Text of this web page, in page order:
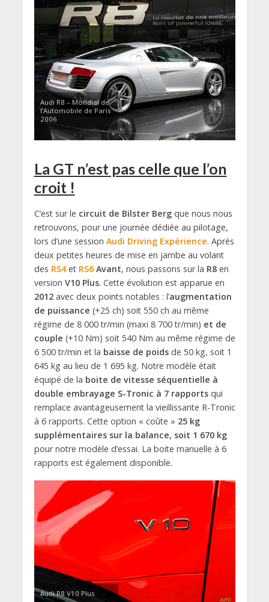
Audi R8 – Mondial de
l’Automobile de Paris
2006
La GT n’est pas celle que l’on
croit !
C’est sur le circuit de Bilster Bergque nous nous
retrouvons, pour une journée dédiée au pilotage,
lors d’une session Audi Driving Expérience. Après
deux petites heures de mise en jambe au volant
des RS4et RS6 Avant, nous passons sur la R8en
version V10 Plus. Cette évolution est apparue en
2012avec deux points notables : l’augmentation
de puissance (+25 ch) soit 550 ch au même
régime de 8 000 tr/min (maxi 8 700 tr/min) et de
couple (+10 Nm) soit 540 Nm au même régime de
6 500 tr/min et la baisse de poidsde 50 kg, soit 1
645 kg au lieu de 1 695 kg. Notre modèle était
équipé de la boite de vitesse séquentielle à
double embrayage S-Tronic à 7 rapportsqui
remplace avantageusement la vieillissante R-Tronic
à 6 rapports. Cette option « coûte » 25 kg
supplémentaires sur la balance, soit 1 670 kg
pour notre modèle d’essai. La boite manuelle à 6
rapports est également disponible.
Audi R8 V10 Plus